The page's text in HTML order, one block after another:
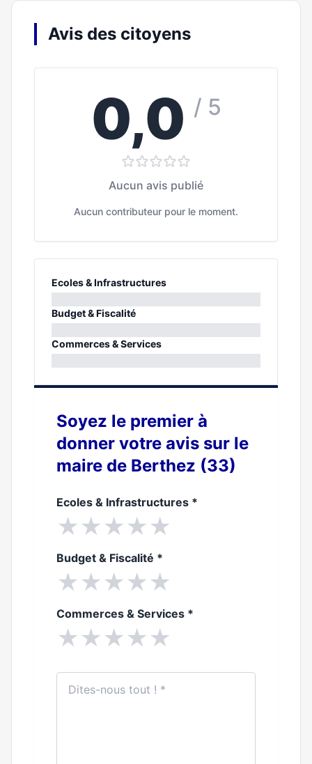
Avis des citoyens
0,0 / 5
Aucun avis publié
Aucun contributeur pour le moment.
Ecoles & Infrastructures
0%
Budget & Fiscalité
0%
Commerces & Services
Soyez le premier à
donner votre avis sur le
maire de Berthez (33)
Ecoles & Infrastructures *
★★★★★
Budget & Fiscalité *
★★★★★
Commerces & Services *
★★★★★